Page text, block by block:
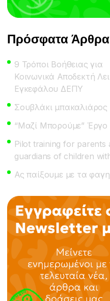
Πρόσφατα Άρθρα
9 Τρόποι Βοήθειας για
Κοινωνικά Αποδεκτή
Εγκεφάλου ΔΕΠΥ
Σουβλάκι μπακαλιάρος
“Μαζί Μπορούμε” Έργο
Pilot training for parents
guardians of children
Ας παίξουμε με τα